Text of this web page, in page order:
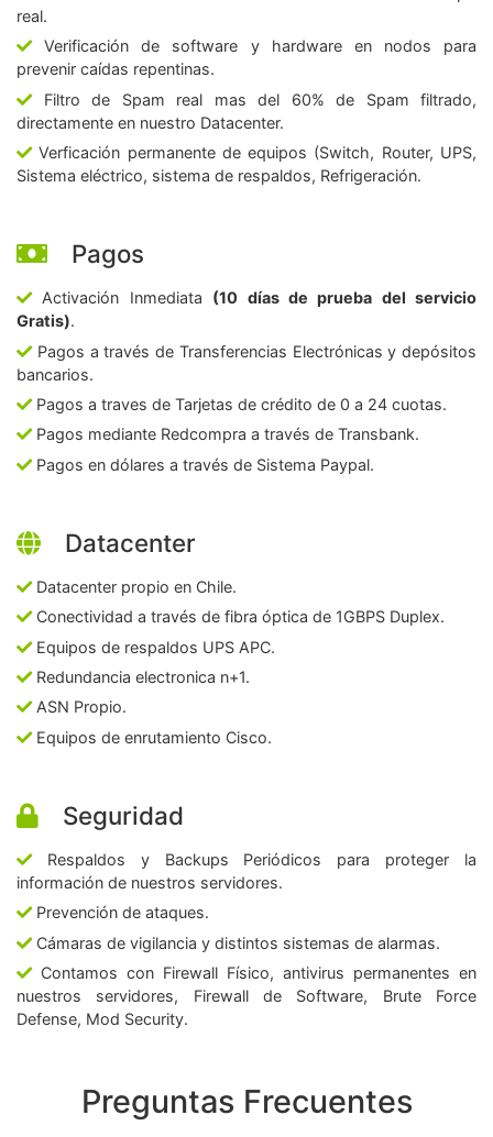
real.
Verificación de software y hardware en nodos para
prevenir caídas repentinas.
Filtro de Spam real mas del 60% de Spam filtrado,
directamente en nuestro Datacenter.
Verficación permanente de equipos (Switch, Router, UPS,
Sistema eléctrico, sistema de respaldos, Refrigeración.
Pagos
Activación Inmediata (10 días de prueba del servicio
Gratis).
Pagos a través de Transferencias Electrónicas y depósitos
bancarios.
Pagos a traves de Tarjetas de crédito de 0 a 24 cuotas.
Pagos mediante Redcompra a través de Transbank.
Pagos en dólares a través de Sistema Paypal.
Datacenter
Datacenter propio en Chile.
Conectividad a través de fibra óptica de 1GBPS Duplex.
Equipos de respaldos UPS APC.
Redundancia electronica n+1.
ASN Propio.
Equipos de enrutamiento Cisco.
Seguridad
Respaldos y Backups Periódicos para proteger la
información de nuestros servidores.
Prevención de ataques.
Cámaras de vigilancia y distintos sistemas de alarmas.
Contamos con Firewall Físico, antivirus permanentes en
nuestros servidores, Firewall de Software, Brute Force
Defense, Mod Security.
Preguntas Frecuentes